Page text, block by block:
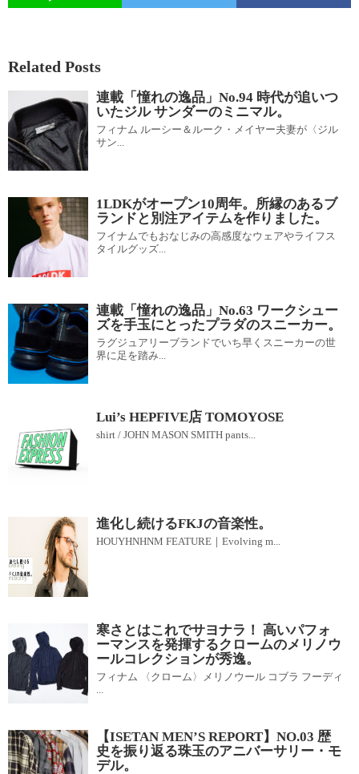
Related Posts
連載「憧れの逸品」No.94 時代が追いつ
いたジル サンダーのミニマル。
フィナム ルーシー＆ルーク・メイヤー夫妻が〈ジル
サン...
1LDKがオープン10周年。所縁のあるブ
ランドと別注アイテムを作りました。
フイナムでもおなじみの高感度なウェアやライフス
タイルグッズ...
連載「憧れの逸品」No.63 ワークシュー
ズを手玉にとったプラダのスニーカー。
ラグジュアリーブランドでいち早くスニーカーの世
界に足を踏み...
Lui’s HEPFIVE店 TOMOYOSE
shirt / JOHN MASON SMITH pants...
進化し続けるFKJの音楽性。
HOUYHNHNM FEATURE｜Evolving m...
寒さとはこれでサヨナラ！ 高いパフォ
ーマンスを発揮するクロームのメリノウ
ールコレクションが秀逸。
フィナム 〈クローム〉メリノウール コブラ フーディ
【ISETAN MEN’S REPORT】NO.03 歴
史を振り返る珠玉のアニバーサリー・モ
デル。